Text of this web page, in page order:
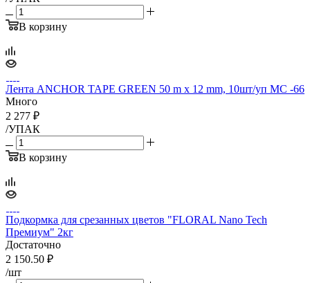
В корзину
Лента ANCHOR TAPE GREEN 50 m x 12 mm, 10шт/уп МС -66
Много
2 277 ₽
/УПАК
В корзину
Подкормка для срезанных цветов "FLORAL Nano Tech
Премиум" 2кг
Достаточно
2 150.50 ₽
/шт